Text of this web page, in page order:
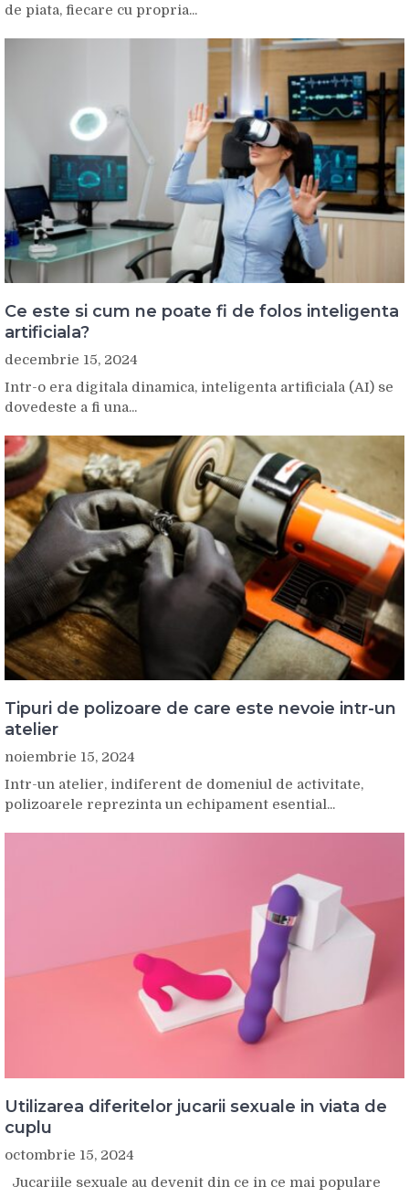
de piata, fiecare cu propria...
Ce este si cum ne poate fi de folos inteligenta
artificiala?
decembrie 15, 2024
Intr-o era digitala dinamica, inteligenta artificiala (AI) se
dovedeste a fi una...
Tipuri de polizoare de care este nevoie intr-un
atelier
noiembrie 15, 2024
Intr-un atelier, indiferent de domeniul de activitate,
polizoarele reprezinta un echipament esential...
Utilizarea diferitelor jucarii sexuale in viata de
cuplu
octombrie 15, 2024
Jucariile sexuale au devenit din ce in ce mai populare